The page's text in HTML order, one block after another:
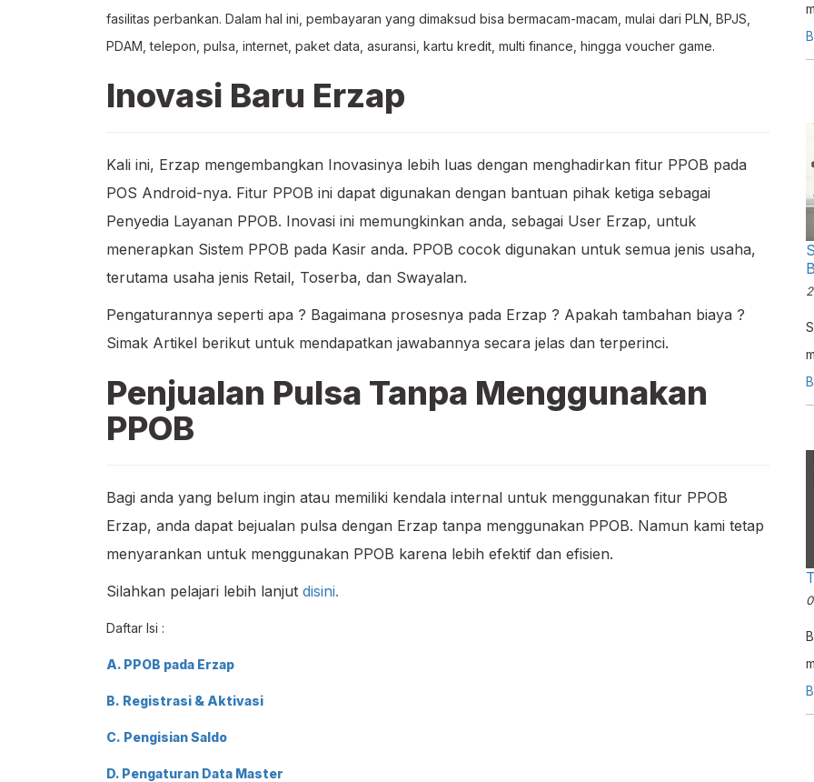
fasilitas perbankan. Dalam hal ini, pembayaran yang dimaksud bisa bermacam-macam, mulai dari PLN, BPJS,
PDAM, telepon, pulsa, internet, paket data, asuransi, kartu kredit, multi finance, hingga voucher game.
Inovasi Baru Erzap
Kali ini, Erzap mengembangkan Inovasinya lebih luas dengan menghadirkan fitur PPOB pada
POS Android-nya. Fitur PPOB ini dapat digunakan dengan bantuan pihak ketiga sebagai
Penyedia Layanan PPOB. Inovasi ini memungkinkan anda, sebagai User Erzap, untuk
menerapkan Sistem PPOB pada Kasir anda. PPOB cocok digunakan untuk semua jenis usaha,
terutama usaha jenis Retail, Toserba, dan Swayalan.
Pengaturannya seperti apa ? Bagaimana prosesnya pada Erzap ? Apakah tambahan biaya ?
Simak Artikel berikut untuk mendapatkan jawabannya secara jelas dan terperinci.
Penjualan Pulsa Tanpa Menggunakan
PPOB
Bagi anda yang belum ingin atau memiliki kendala internal untuk menggunakan fitur PPOB
Erzap, anda dapat bejualan pulsa dengan Erzap tanpa menggunakan PPOB. Namun kami tetap
menyarankan untuk menggunakan PPOB karena lebih efektif dan efisien.
Silahkan pelajari lebih lanjut disini.
Daftar Isi :
A. PPOB pada Erzap
B. Registrasi & Aktivasi
C. Pengisian Saldo
D. Pengaturan Data Master